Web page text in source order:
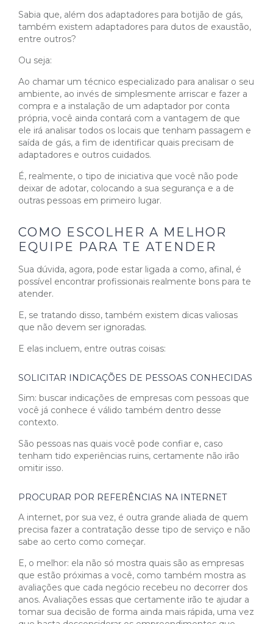
Sabia que, além dos adaptadores para botijão de gás,
também existem adaptadores para dutos de exaustão,
entre outros?
Ou seja:
Ao chamar um técnico especializado para analisar o seu
ambiente, ao invés de simplesmente arriscar e fazer a
compra e a instalação de um adaptador por conta
própria, você ainda contará com a vantagem de que
ele irá analisar todos os locais que tenham passagem e
saída de gás, a fim de identificar quais precisam de
adaptadores e outros cuidados.
É, realmente, o tipo de iniciativa que você não pode
deixar de adotar, colocando a sua segurança e a de
outras pessoas em primeiro lugar.
COMO ESCOLHER A MELHOR
EQUIPE PARA TE ATENDER
Sua dúvida, agora, pode estar ligada a como, afinal, é
possível encontrar profissionais realmente bons para te
atender.
E, se tratando disso, também existem dicas valiosas
que não devem ser ignoradas.
E elas incluem, entre outras coisas:
SOLICITAR INDICAÇÕES DE PESSOAS CONHECIDAS
Sim: buscar indicações de empresas com pessoas que
você já conhece é válido também dentro desse
contexto.
São pessoas nas quais você pode confiar e, caso
tenham tido experiências ruins, certamente não irão
omitir isso.
PROCURAR POR REFERÊNCIAS NA INTERNET
A internet, por sua vez, é outra grande aliada de quem
precisa fazer a contratação desse tipo de serviço e não
sabe ao certo como começar.
E, o melhor: ela não só mostra quais são as empresas
que estão próximas a você, como também mostra as
avaliações que cada negócio recebeu no decorrer dos
anos. Avaliações essas que certamente irão te ajudar a
tomar sua decisão de forma ainda mais rápida, uma vez